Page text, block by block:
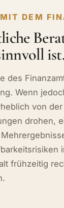
DEM
ist.
des
Wenn
von der
drohen,
frühzeitig